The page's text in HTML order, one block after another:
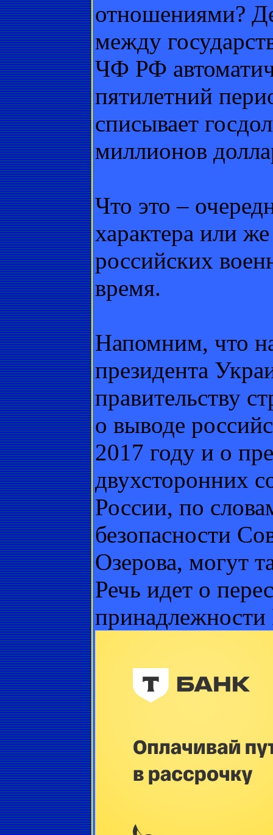
отношениями?
между
ЧФ РФ
пятилетний
списывает
миллионов
Что это –
характера или
российских
время.
Напомним, что
президента
правительству
о выводе
2017 году и о
двухсторонних
России, по
безопасности
Озерова, могут
Речь идет о
принадлежности